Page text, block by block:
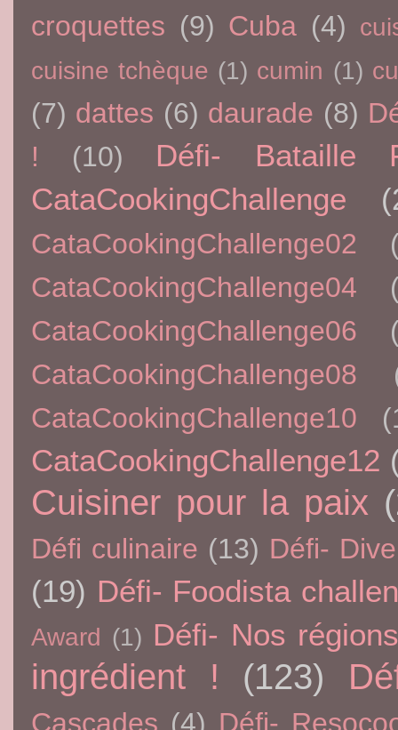
croquettes (9) Cuba (4)
cuisine tchèque (1) cumin (1)
(7) dattes (6) daurade (8)
!
(10)
Défi- Bataille
CataCookingChallenge
CataCookingChallenge02
CataCookingChallenge04
CataCookingChallenge06
CataCookingChallenge08
CataCookingChallenge10
CataCookingChallenge12
Cuisiner pour la paix
Défi culinaire (13) Défi-
(19) Défi- Foodista
Award (1) Défi- Nos
ingrédient ! (123)
Cascades (4) Défi-